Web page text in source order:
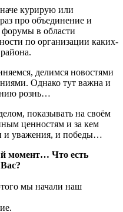
курирую или
про объединение и
в области
по организации каких-
делимся новостями
Однако тут важна и
рознь…
показывать на своём
ценностям и за кем
и уважения, и победы…
момент… Что есть
мы начали наш